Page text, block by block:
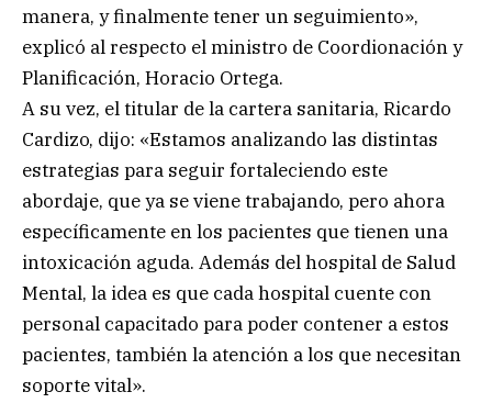
manera, y finalmente tener un seguimiento»,
explicó al respecto el ministro de Coordionación y
Planificación, Horacio Ortega.
A su vez, el titular de la cartera sanitaria, Ricardo
Cardizo, dijo: «Estamos analizando las distintas
estrategias para seguir fortaleciendo este
abordaje, que ya se viene trabajando, pero ahora
específicamente en los pacientes que tienen una
intoxicación aguda. Además del hospital de Salud
Mental, la idea es que cada hospital cuente con
personal capacitado para poder contener a estos
pacientes, también la atención a los que necesitan
soporte vital».